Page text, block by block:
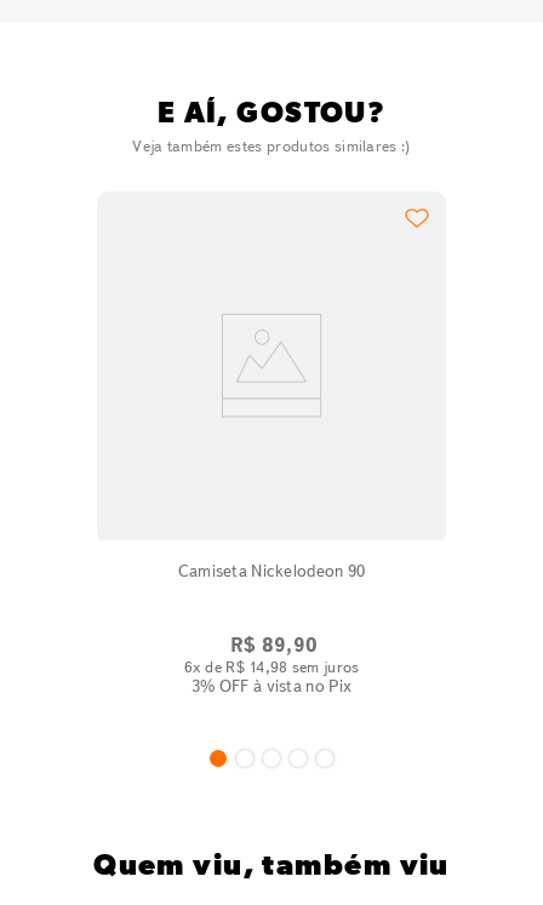
E AÍ, GOSTOU?
Veja também estes produtos similares :)
Camiseta Nickelodeon 90
R$ 89,90
6x de R$ 14,98 sem juros
3% OFF à vista no Pix
Quem viu, também viu